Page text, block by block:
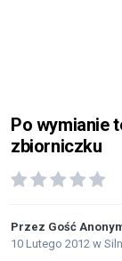
Po wymianie
zbiorniczku
Przez Gość
10 Lutego 2012 w